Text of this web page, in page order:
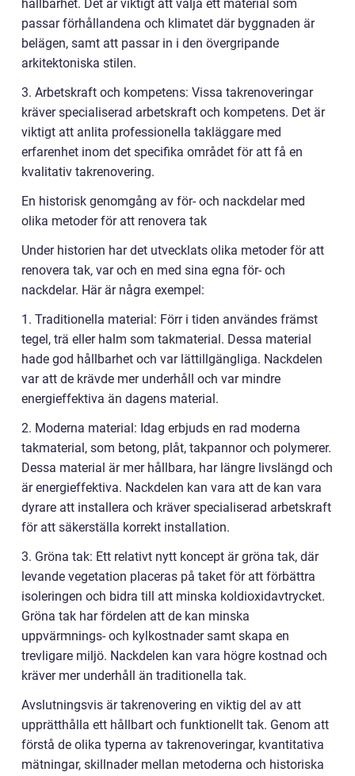
hållbarhet. Det är viktigt att välja ett material som
passar förhållandena och klimatet där byggnaden är
belägen, samt att passar in i den övergripande
arkitektoniska stilen.
3. Arbetskraft och kompetens: Vissa takrenoveringar
kräver specialiserad arbetskraft och kompetens. Det är
viktigt att anlita professionella takläggare med
erfarenhet inom det specifika området för att få en
kvalitativ takrenovering.
En historisk genomgång av för- och nackdelar med
olika metoder för att renovera tak
Under historien har det utvecklats olika metoder för att
renovera tak, var och en med sina egna för- och
nackdelar. Här är några exempel:
1. Traditionella material: Förr i tiden användes främst
tegel, trä eller halm som takmaterial. Dessa material
hade god hållbarhet och var lättillgängliga. Nackdelen
var att de krävde mer underhåll och var mindre
energieffektiva än dagens material.
2. Moderna material: Idag erbjuds en rad moderna
takmaterial, som betong, plåt, takpannor och polymerer.
Dessa material är mer hållbara, har längre livslängd och
är energieffektiva. Nackdelen kan vara att de kan vara
dyrare att installera och kräver specialiserad arbetskraft
för att säkerställa korrekt installation.
3. Gröna tak: Ett relativt nytt koncept är gröna tak, där
levande vegetation placeras på taket för att förbättra
isoleringen och bidra till att minska koldioxidavtrycket.
Gröna tak har fördelen att de kan minska
uppvärmnings- och kylkostnader samt skapa en
trevligare miljö. Nackdelen kan vara högre kostnad och
kräver mer underhåll än traditionella tak.
Avslutningsvis är takrenovering en viktig del av att
upprätthålla ett hållbart och funktionellt tak. Genom att
förstå de olika typerna av takrenoveringar, kvantitativa
mätningar, skillnader mellan metoderna och historiska